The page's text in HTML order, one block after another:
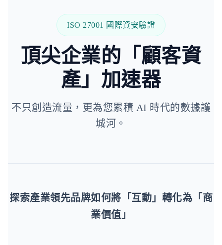
ISO 27001 國際資安驗證
頂尖企業的「顧客資
產」加速器
不只創造流量，更為您累積 AI 時代的數據護
城河。
探索產業領先品牌如何將「互動」轉化為「商
業價值」